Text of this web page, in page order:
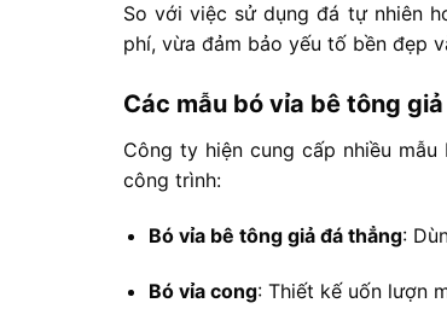
Sovớiviệc sửdụngđá tự nhiên
phí, vừa đảm bảo yếu tố bền đẹp
Các mẫu bó vỉa bê tông giả
Công ty hiện cung cấp nhiều mẫu
công trình:
Bó vỉa bê tông giả đá thẳng:
Bó vỉa cong: Thiết kế uốn lượn